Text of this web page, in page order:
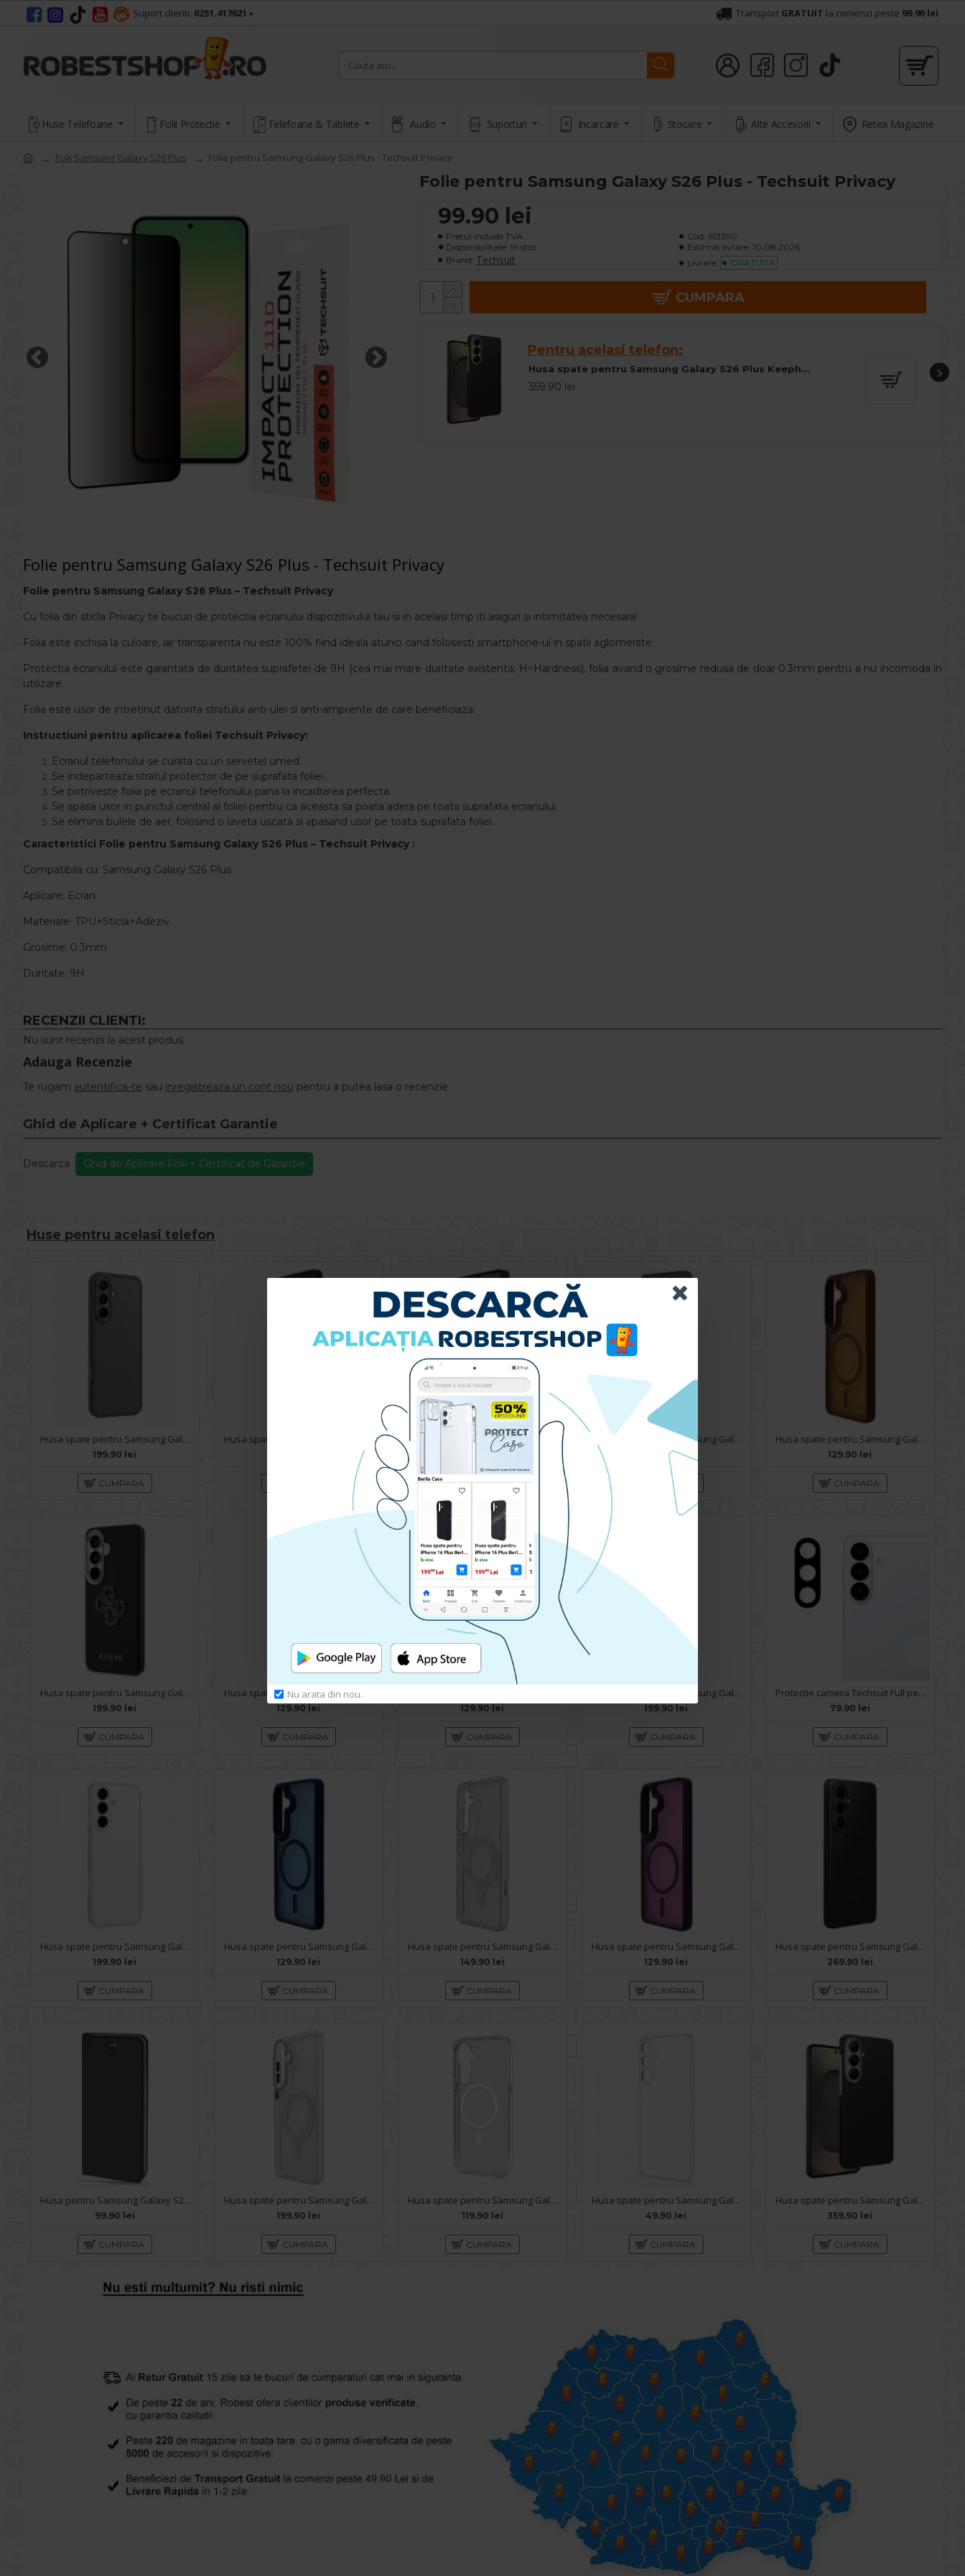
Nu arata din nou.
Suport clienti: 0251.417621 Transport GRATUIT la comenzi peste 99.90 lei
Huse Telefoane Folii Protectie Telefoane & Tablete Audio Suporturi Incarcare Stocare Alte Accesorii Retea Magazine
Folii Samsung Galaxy S26 Plus Folie pentru Samsung Galaxy S26 Plus - Techsuit Privacy
Folie pentru Samsung Galaxy S26 Plus - Techsuit Privacy
99.90 lei
Pretul include TVA
Disponibilitate: In stoc
Brand: Techsuit
Cod: 613390
Estimat livrare: 10.08.2026
Livrare:
GRATUITA
CUMPARA
Pentru acelasi telefon:
Husa spate pentru Samsung Galaxy S26 Plus Keephone Kevilar Magsafe - Negru
359.90 lei
Folie pentru Samsung Galaxy S26 Plus - Techsuit Privacy
Folie pentru Samsung Galaxy S26 Plus – Techsuit Privacy
Cu folia din sticla Privacy te bucuri de protectia ecranului dispozitivului tau si in acelasi timp iti asiguri si intimitatea necesara!
Folia este inchisa la culoare, iar transparenta nu este 100% fiind ideala atunci cand folosesti smartphone-ul in spatii aglomerate.
Protectia ecranului este garantata de duritatea suprafetei de 9H (cea mai mare duritate existenta, H=Hardness), folia avand o grosime redusa de doar 0.3mm pentru a nu incomoda in
utilizare.
Folia este usor de intretinut datorita stratului anti-ulei si anti-amprente de care beneficiaza.
Instructiuni pentru aplicarea foliei Techsuit Privacy:
Ecranul telefonului se curata cu un servetel umed.
Se indeparteaza stratul protector de pe suprafata foliei.
Se potriveste folia pe ecranul telefonului pana la incadrarea perfecta.
Se apasa usor in punctul central al foliei pentru ca aceasta sa poata adera pe toata suprafata ecranului.
Se elimina bulele de aer, folosind o laveta uscata si apasand usor pe toata suprafata foliei.
Caracteristici Folie pentru Samsung Galaxy S26 Plus – Techsuit Privacy :
Compatibila cu: Samsung Galaxy S26 Plus
Aplicare: Ecran
Materiale: TPU+Sticla+Adeziv
Grosime: 0.3mm
Duritate: 9H
RECENZII CLIENTI:
Nu sunt recenzii la acest produs.
Adauga Recenzie
Te rugam autentifica-te sau inregistreaza un cont nou pentru a putea lasa o recenzie
Ghid de Aplicare + Certificat Garantie
Descarca Ghid de Aplicare Folii + Certificat de Garantie
Huse pentru acelasi telefon
Husa spate pentru Samsung Galaxy S26 Plus Keephone SkinPro - Gri
199.90 lei
CUMPARA
129.90 lei
CUMPARA
Husa spate pentru Samsung Galaxy S26 Plus Keephone Airskin - Black
199.90 lei
CUMPARA
Husa spate pentru Samsung Galaxy S26 Plus Matte Case Magsafe - Semitransparent/Gold
129.90 lei
CUMPARA
Husa spate pentru Samsung Galaxy S26 Plus Guess Metal Logo - Black
199.90 lei
CUMPARA
129.90 lei
CUMPARA
129.90 lei
CUMPARA
Husa spate pentru Samsung Galaxy S26 Plus Keephone Airskin - Clear
199.90 lei
CUMPARA
Protectie camera Techsuit Full pentru Samsung Galaxy S26 Plus - Negru
79.90 lei
CUMPARA
Husa spate pentru Samsung Galaxy S26 Plus Keephone SkinPro - Clear
199.90 lei
CUMPARA
Husa spate pentru Samsung Galaxy S26 Plus Matte Case Magsafe - Semitransparent/Blue
129.90 lei
CUMPARA
Husa spate pentru Samsung Galaxy S26 Plus Remax Cristal - Transparent
149.90 lei
CUMPARA
Husa spate pentru Samsung Galaxy S26 Plus Matte Case Magsafe - Semitransparent/Purple
129.90 lei
CUMPARA
Husa spate pentru Samsung Galaxy S26 Plus Silicon Magnet Case - Black
269.90 lei
CUMPARA
Husa pentru Samsung Galaxy S26 Plus - Carte X-Power Negru
99.90 lei
CUMPARA
Husa spate pentru Samsung Galaxy S26 Plus Berlia Magsafe Series - Transparent
199.90 lei
CUMPARA
Husa spate pentru Samsung Galaxy S26 Plus Space Magsafe
119.90 lei
CUMPARA
Husa spate pentru Samsung Galaxy S26 Plus - Clear Case
49.90 lei
CUMPARA
Husa spate pentru Samsung Galaxy S26 Plus Keephone Kevilar Magsafe - Negru
359.90 lei
CUMPARA